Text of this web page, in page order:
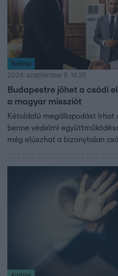
Belföld
2024. szeptember 6. 14:35
Budapestre jöhet a csádi
a magyar missziót
Kétoldalú megállapodást írhat
benne védelmi
még elúszhat a bizonytalan